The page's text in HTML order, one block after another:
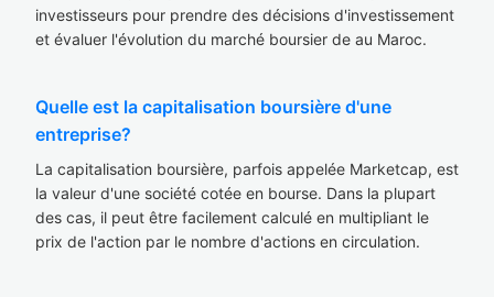
investisseurs pour prendre des décisions d'investissement
et évaluer l'évolution du marché boursier de au Maroc.
Quelle est la capitalisation boursière d'une
entreprise?
La capitalisation boursière, parfois appelée Marketcap, est
la valeur d'une société cotée en bourse. Dans la plupart
des cas, il peut être facilement calculé en multipliant le
prix de l'action par le nombre d'actions en circulation.